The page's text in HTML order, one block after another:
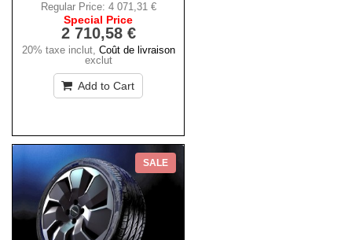
Regular Price: 4 071,31 €
Special Price
2 710,58 €
20% taxe inclut, Coût de livraison
exclut
Add to Cart
SALE